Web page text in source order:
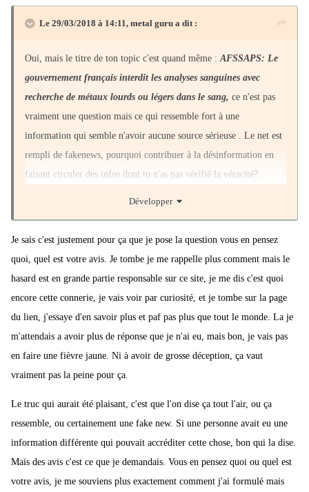
Le 29/03/2018 à 14:11, metal guru a dit :
Oui, mais le titre de ton topic c'est quand même : AFSSAPS: Le
gouvernement français interdit les analyses sanguines avec
recherche de métaux lourds ou légers dans le sang, ce n'est pas
vraiment une question mais ce qui ressemble fort à une
information qui semble n'avoir aucune source sérieuse . Le net est
rempli de fakenews, pourquoi contribuer à la désinformation en
faisant circuler des infos dont tu n'as pas vérifié la véracité?
Posté(e) samedi à 10:14
Développer
Je sais c'est justement pour ça que je pose la question vous en pensez
quoi, quel est votre avis. Je tombe je me rappelle plus comment mais le
hasard est en grande partie responsable sur ce site, je me dis c'est quoi
encore cette connerie, je vais voir par curiosité, et je tombe sur la page
du lien, j'essaye d'en savoir plus et paf pas plus que tout le monde. La je
m'attendais a avoir plus de réponse que je n'ai eu, mais bon, je vais pas
en faire une fièvre jaune. Ni à avoir de grosse déception, ça vaut
vraiment pas la peine pour ça.
Le truc qui aurait été plaisant, c'est que l'on dise ça tout l'air, ou ça
ressemble, ou certainement une fake new. Si une personne avait eu une
information différente qui pouvait accréditer cette chose, bon qui la dise.
Mais des avis c'est ce que je demandais. Vous en pensez quoi ou quel est
votre avis, je me souviens plus exactement comment j'ai formulé mais